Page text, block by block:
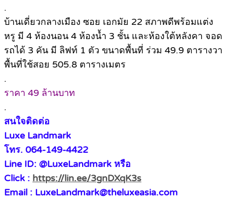
.
บ้านเดี่ยวกลางเมือง ซอย เอกมัย 22 สภาพดีพร้อมแต่ง
หรู มี 4 ห้องนอน 4 ห้องน้ำ 3 ชั้น และห้องใต้หลังคา จอด
รถได้ 3 คัน มี ลิฟท์ 1 ตัว ขนาดพื้นที่ ร่วม 49.9 ตารางวา
พื้นที่ใช้สอย 505.8 ตารางเมตร
.
ราคา 49 ล้านบาท
.
สนใจติดต่อ
Luxe Landmark
โทร. 064-149-4422
Line ID: @LuxeLandmark หรือ
Click : https://lin.ee/3gnDXqK3s
Email : LuxeLandmark@theluxeasia.com